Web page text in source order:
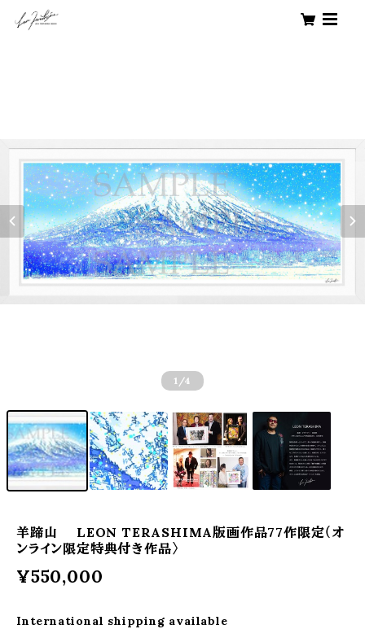
1 /4
羊蹄山 LEON TERASHIMA版画作品77作限定（オ
ンライン限定特典付き作品〉
¥550,000
International shipping available